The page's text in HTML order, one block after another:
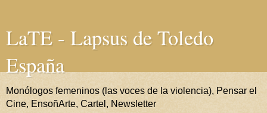
LaTE - Lapsus de Toledo
España
Monólogos femeninos (las voces de la violencia), Pensar el
Cine, EnsoñArte, Cartel, Newsletter